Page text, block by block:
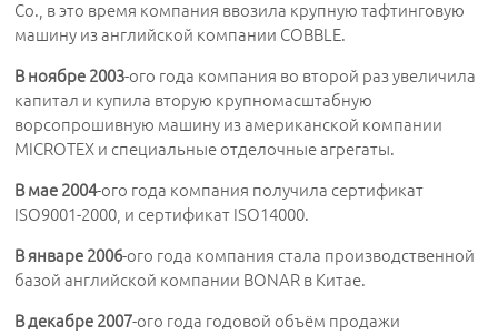
Co., в это время компания ввозила крупную тафтинговую
машину из английской компании COBBLE.
В ноябре 2003-ого года компания во второй раз увеличила
капитал и купила вторую крупномасштабную
ворсопрошивную машину из американской компании
MICROTEX и специальные отделочные агрегаты.
В мае 2004-ого года компания получила сертификат
ISO9001-2000, и сертификат ISO14000.
В январе 2006-ого года компания стала производственной
базой английской компании BONAR в Китае.
В декабре 2007-ого года годовой объём продажи